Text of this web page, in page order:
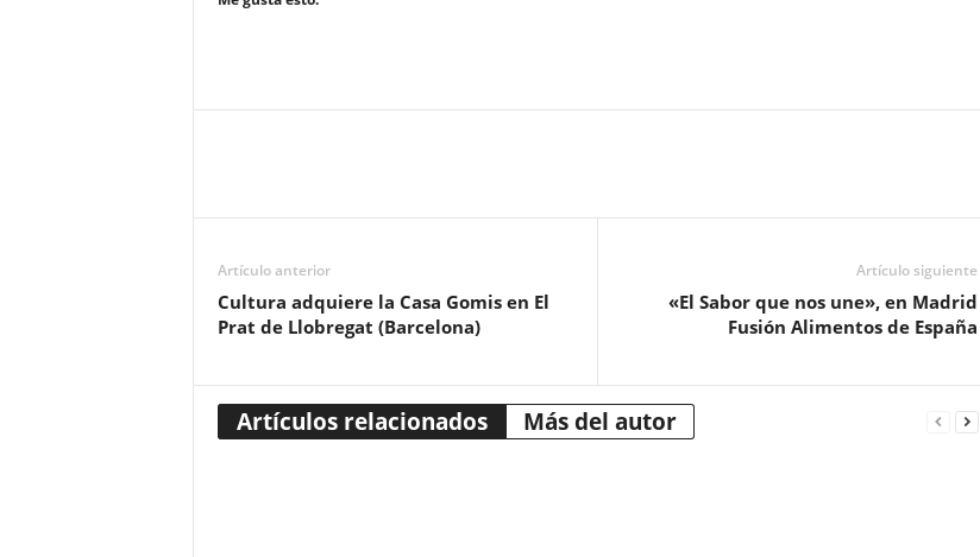
Artículo anterior
Cultura adquiere la Casa Gomis en El
Prat de Llobregat (Barcelona)
Artículo siguiente
«El Sabor que nos une», en Madrid
Fusión Alimentos de España
Artículos relacionados Más del autor